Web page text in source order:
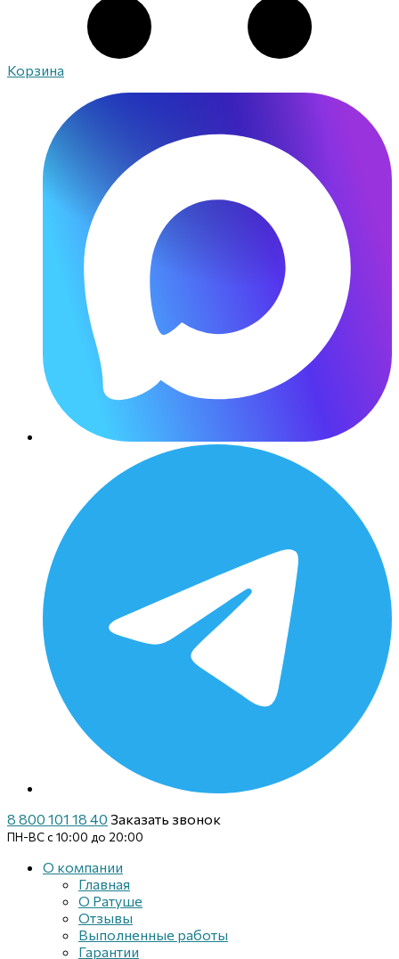
Корзина
8 800 101 18 40 Заказать звонок
ПН-ВС с 10:00 до 20:00
О компании
Главная
О Ратуше
Отзывы
Выполненные работы
Гарантии